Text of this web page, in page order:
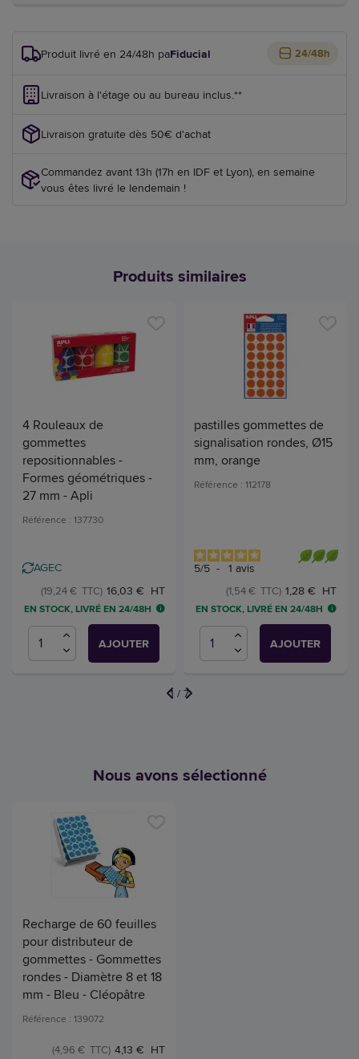
Produit livré en 24/48h parFiducial 24/48h
Livraison à l'étage ou au bureau inclus.**
Livraison gratuite dès 50€ d'achat
Commandez avant 13h (17h en IDF et Lyon), en semaine
vous êtes livré le lendemain !
Produits similaires
4 Rouleaux de
gommettes
repositionnables -
Formes géométriques -
27 mm - Apli
Référence : 137730
AGEC
16,03 € HT
(19,24 € TTC)
EN STOCK, LIVRÉ EN 24/48H
AJOUTER
pastilles gommettes de
signalisation rondes, Ø15
mm, orange
Référence : 112178
5/5 - 1 avis
1,28 € HT
(1,54 € TTC)
EN STOCK, LIVRÉ EN 24/48H
AJOUTER
1 / 7
Nous avons sélectionné
Recharge de 60 feuilles
pour distributeur de
gommettes - Gommettes
rondes - Diamètre 8 et 18
mm - Bleu - Cléopâtre
Référence : 139072
4,13 € HT
(4,96 € TTC)